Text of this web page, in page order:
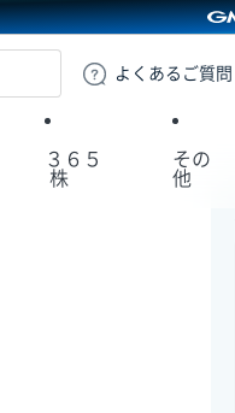
GMOクリック証券
よくある ご質問
３６５
株
その
他